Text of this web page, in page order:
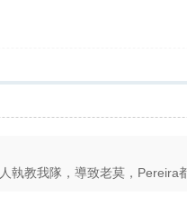
執教我隊，導致老莫，Pereira